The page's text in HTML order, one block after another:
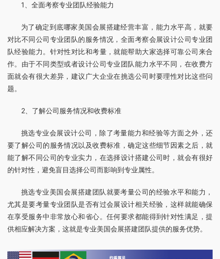
1、全面考察专业团队经验能力
为了确定到底哪家美国会展搭建经营丰富，能力水平高，就要
对比不同公司专业团队的服务情况，全面考察会展设计公司专业团
队经验能力。针对性对比和考量，就能帮助大家选择可靠公司来合
作。由于不同类型或者设计公司专业团队能力水平不同，在收费方
面就会有很大差异，建议广大企业在挑选公司时要理性对比这些问
题。
2、了解公司服务情况和收费标准
挑选专业会展设计公司，除了考量能力和经验等方面之外，还
要了解公司的服务情况以及收费标准，确定这些细节因素之后，就
能了解不同公司的专业实力，在选择设计搭建公司时，就会有很好
的针对性，避免盲目选择公司而影响到专业属性。
挑选专业美国会展搭建团队就要考量公司的经验水平和能力，
尤其是要考量专业团队是否有过会展设计相关经验，这样就能确保
在享受服务中非常放心和省心。任何要求都能得到针对性满足，提
供相应解决方案，这就是专业美国会展搭建团队提供的服务优势。